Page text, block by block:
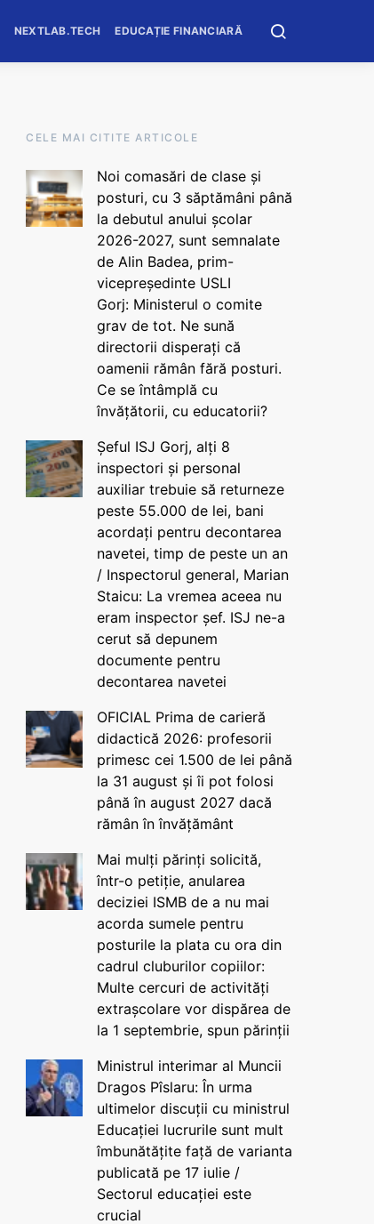
NEXTLAB.TECH EDUCAȚIE FINANCIARĂ
CELE MAI CITITE ARTICOLE
Noi comasări de clase și
posturi, cu 3 săptămâni până
la debutul anului școlar
2026-2027, sunt semnalate
de Alin Badea, prim-
vicepreședinte USLI
Gorj: Ministerul o comite
grav de tot. Ne sună
directorii disperați că
oamenii rămân fără posturi.
Ce se întâmplă cu
învățătorii, cu educatorii?
Șeful ISJ Gorj, alți 8
inspectori și personal
auxiliar trebuie să returneze
peste 55.000 de lei, bani
acordați pentru decontarea
navetei, timp de peste un an
/ Inspectorul general, Marian
Staicu: La vremea aceea nu
eram inspector șef. ISJ ne-a
cerut să depunem
documente pentru
decontarea navetei
OFICIAL Prima de carieră
didactică 2026: profesorii
primesc cei 1.500 de lei până
la 31 august și îi pot folosi
până în august 2027 dacă
rămân în învățământ
Mai mulți părinți solicită,
într-o petiție, anularea
deciziei ISMB de a nu mai
acorda sumele pentru
posturile la plata cu ora din
cadrul cluburilor copiilor:
Multe cercuri de activități
extrașcolare vor dispărea de
la 1 septembrie, spun părinții
Ministrul interimar al Muncii
Dragos Pîslaru: În urma
ultimelor discuții cu ministrul
Educației lucrurile sunt mult
îmbunătățite față de varianta
publicată pe 17 iulie /
Sectorul educației este
crucial